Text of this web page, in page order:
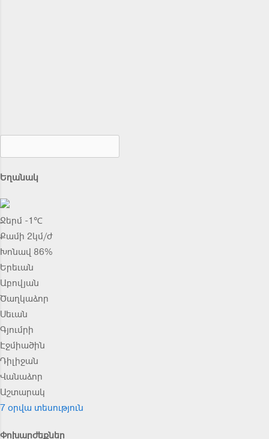
Եղանակ
Ջերմ -1℃
Քամի 2կմ/ժ
Խոնավ 86%
Երեւան
Աբովյան
Ծաղկաձոր
Սեւան
Գյումրի
Էջմիածին
Դիլիջան
Վանաձոր
Աշտարակ
7 օրվա տեսություն
Փոխարժեքներ